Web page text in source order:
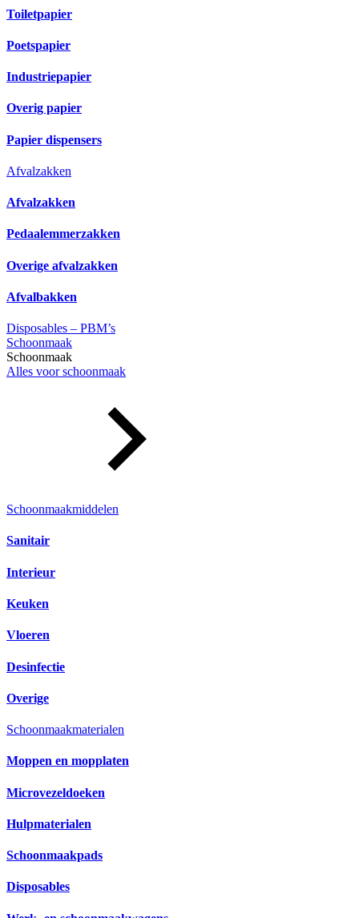
Toiletpapier
Poetspapier
Industriepapier
Overig papier
Papier dispensers
Afvalzakken
Afvalzakken
Pedaalemmerzakken
Overige afvalzakken
Afvalbakken
Disposables – PBM’s
Schoonmaak
Schoonmaak
Alles voor schoonmaak
Schoonmaakmiddelen
Sanitair
Interieur
Keuken
Vloeren
Desinfectie
Overige
Schoonmaakmaterialen
Moppen en mopplaten
Microvezeldoeken
Hulpmaterialen
Schoonmaakpads
Disposables